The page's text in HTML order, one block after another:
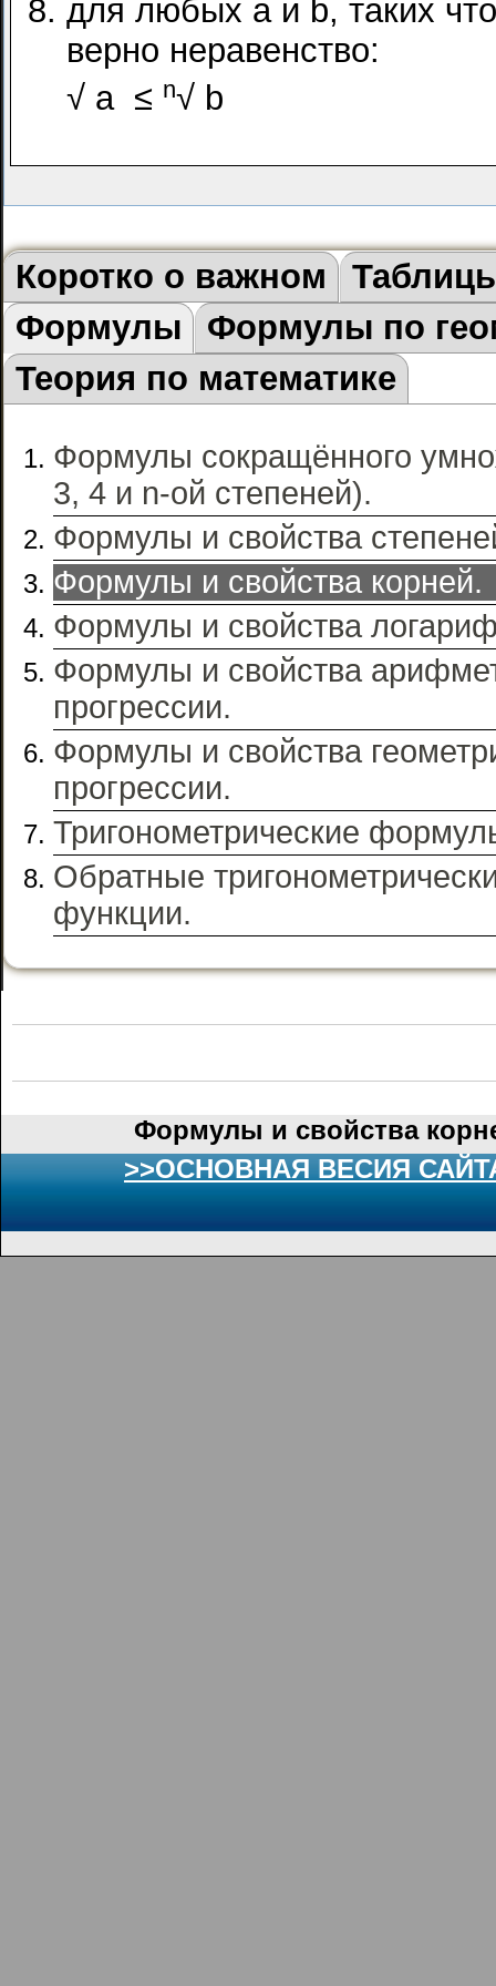
для любых aи b, таких
верно неравенство:
√ a ≤ n√ b
Коротко о важном
Формулы
Формулы по
Теория по математике
Формулы сокращённого
3, 4 и n-ой степеней).
Формулы и свойства
Формулы и свойства корней.
Формулы и свойства
Формулы и свойства
прогрессии.
Формулы и свойства
прогрессии.
Тригонометрические
Обратные
функции.
Формулы и свойства
>>ОСНОВНАЯ ВЕСИЯ